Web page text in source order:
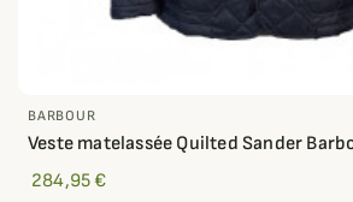
BARBOUR
Veste matelassée Quilted Sander
284,95 €